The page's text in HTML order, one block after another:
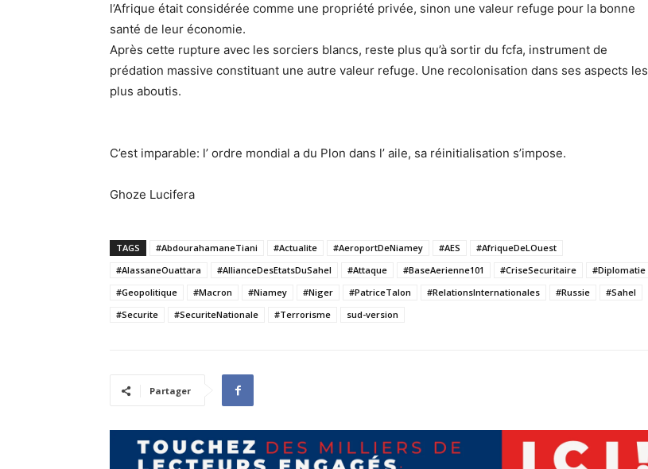
l’Afrique était considérée comme une propriété privée, sinon une valeur refuge pour la bonne
santé de leur économie.
Après cette rupture avec les sorciers blancs, reste plus qu’à sortir du fcfa, instrument de
prédation massive constituant une autre valeur refuge. Une recolonisation dans ses aspects les
plus aboutis.
C’est imparable: l’ ordre mondial a du Plon dans l’ aile, sa réinitialisation s’impose.
Ghoze Lucifera
TAGS #AbdourahamaneTiani #Actualite #AeroportDeNiamey #AES
#AfriqueDeLOuest
#AlassaneOuattara
#AllianceDesEtatsDuSahel #Attaque #BaseAerienne101 #CriseSecuritaire
#Diplomatie
#Geopolitique
#Macron #Niamey #Niger #PatriceTalon #RelationsInternationales #Russie
#Sahel
#Securite
#SecuriteNationale #Terrorisme sud-version
Partager